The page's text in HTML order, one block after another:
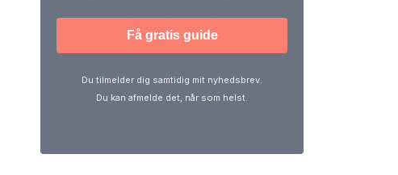
Du tilmelder dig samtidig mit nyhedsbrev.
Du kan afmelde det, når som helst.